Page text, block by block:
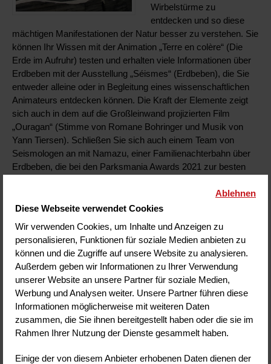
Ablehnen
Diese Webseite verwendet Cookies
Wir verwenden Cookies, um Inhalte und Anzeigen zu
personalisieren, Funktionen für soziale Medien anbieten zu
können und die Zugriffe auf unsere Website zu analysieren.
Außerdem geben wir Informationen zu Ihrer Verwendung
unserer Website an unsere Partner für soziale Medien,
Werbung und Analysen weiter. Unsere Partner führen diese
Informationen möglicherweise mit weiteren Daten
zusammen, die Sie ihnen bereitgestellt haben oder die sie im
Rahmen Ihrer Nutzung der Dienste gesammelt haben.
Einige der von diesem Anbieter erhobenen Daten dienen der
Wirbelstürme zu
entdecken und so diese
mächtigen Manifestationen der Natur besser zu verstehen. Sie
können Ihr Wissen mit der Animation „Terre en colère“ (Die
Erde im Aufruhr) testen und erhalten viele Informationen über
Erdbeben mit der Ausstellung „Séismes“ (Erdbeben), die Sie
entweder alleine oder in Begleitung eines wissenschaftlichen
Animateurs entdecken können. Die Kraft der Elemente zeigt
sich auch in dem auf die Großleinwand projizierten Film
„Ouragan“ (Stimme von Romane Bohringer und Musik von
Yann Tiersen). Schließen Sie sich auch einem Team von
Seismologen an mit Namazu, einer Familienachterbahn über
Erdbeben, die bei den Parksmania Awards 2021 zur besten
: Stellen Sie sich den Kräften der
Erde auf einer dynamischen Plattform!
> Entdecken Sie alle Animationen zu Naturphänomenen
Machen Sie sich auf, das Universum zu
erobern!
​Um unseren Planeten
besser zu verstehen und
an Höhe gewinnen. Sie